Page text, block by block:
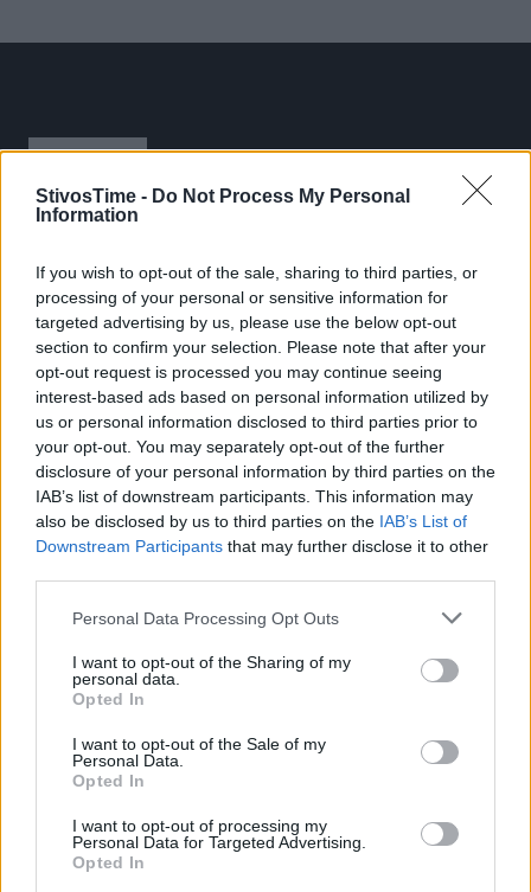
StivosTime - Do Not Process My Personal
Information
If you wish to opt-out of the sale, sharing to third parties, or
processing of your personal or sensitive information for
targeted advertising by us, please use the below opt-out
section to confirm your selection. Please note that after your
opt-out request is processed you may continue seeing
interest-based ads based on personal information utilized by
us or personal information disclosed to third parties prior to
your opt-out. You may separately opt-out of the further
disclosure of your personal information by third parties on the
IAB’s list of downstream participants. This information may
also be disclosed by us to third parties on the IAB’s List of
Downstream Participants that may further disclose it to other
Personal Data Processing Opt Outs
I want to opt-out of the Sharing of my
personal data.
Opted In
I want to opt-out of the Sale of my
Personal Data.
Opted In
I want to opt-out of processing my
Personal Data for Targeted Advertising.
Opted In
Stivostime.GR
Καρνεάδου 25-29, 106 75, Αθήνα
Τηλέφωνο επικοινωνίας:(+30) 697 203 3766 / (+30) 210 68 71
000
info[at]stivostime.gr
marketing[at]stivostime.gr
ΚΑΤΗΓΟΡΙΕΣ
Ροή Ειδήσεων
Ρίψεις
Δρόμοι
Bloggers